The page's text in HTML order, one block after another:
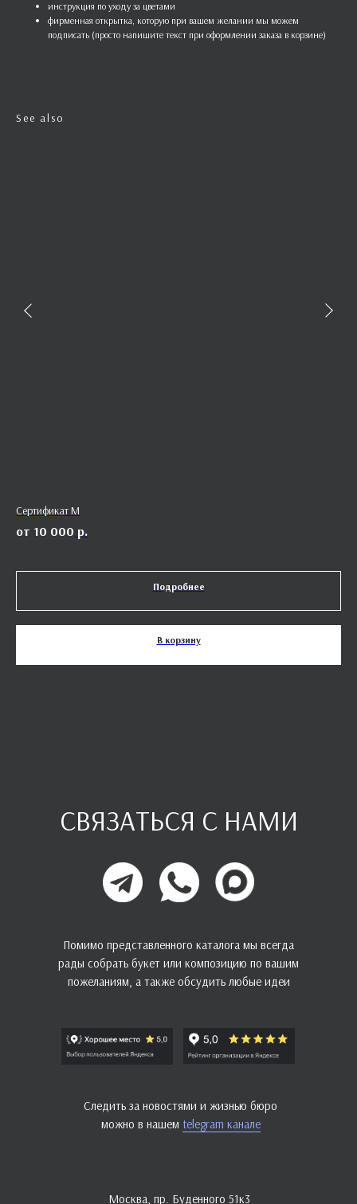
инструкция по уходу за цветами
фирменная открытка, которую при вашем желании мы можем
подписать (просто напишите текст при оформлении заказа в корзине)
See also
Сертификат M
10 000 р.
Подробнее
В корзину
Москва, пр. Буденного 51к3
СВЯЗАТЬСЯ С НАМИ
Помимо представленного каталога мы всегда
рады собрать букет или композицию по вашим
пожеланиям, а также обсудить любые идеи
Следить за новостями и жизнью бюро
можно в нашем telegram канале